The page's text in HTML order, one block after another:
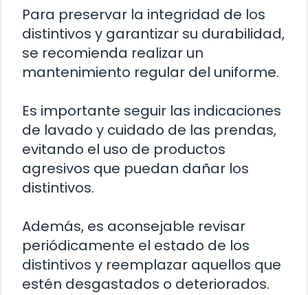
Para preservar la integridad de los
distintivos y garantizar su durabilidad,
se recomienda realizar un
mantenimiento regular del uniforme.
Es importante seguir las indicaciones
de lavado y cuidado de las prendas,
evitando el uso de productos
agresivos que puedan dañar los
distintivos.
Además, es aconsejable revisar
periódicamente el estado de los
distintivos y reemplazar aquellos que
estén desgastados o deteriorados.